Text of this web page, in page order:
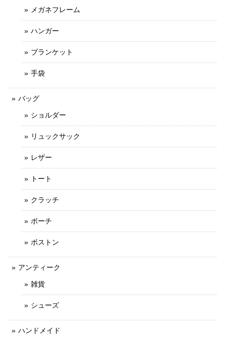
メガネフレーム
ハンガー
ブランケット
手袋
バッグ
ショルダー
リュックサック
レザー
トート
クラッチ
ポーチ
ボストン
アンティーク
雑貨
シューズ
ハンドメイド